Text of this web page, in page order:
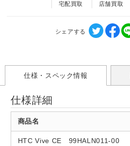
宅配買取 店舗買取
シェアする
仕様・スペック情報
仕様詳細
商品名
HTC Vive CE 99HALN011-00